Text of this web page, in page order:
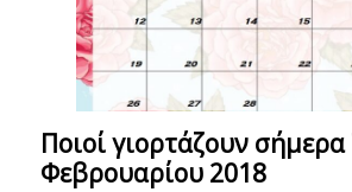
Ποιοί γιορτάζουν
Φεβρουαρίου 2018